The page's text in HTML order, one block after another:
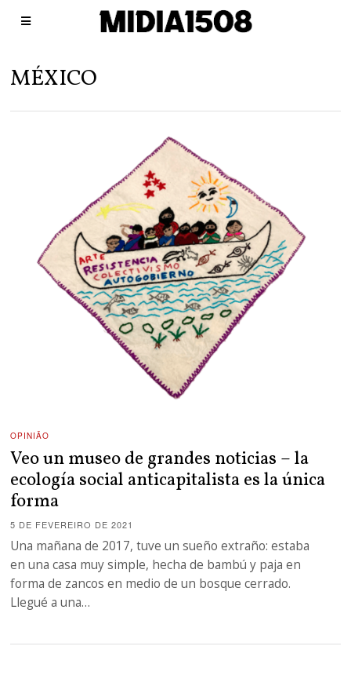
MÉXICO
OPINIÃO
Veo un museo de grandes noticias – la
ecología social anticapitalista es la única
forma
5 DE FEVEREIRO DE 2021
Una mañana de 2017, tuve un sueño extraño: estaba
en una casa muy simple, hecha de bambú y paja en
forma de zancos en medio de un bosque cerrado.
Llegué a una…